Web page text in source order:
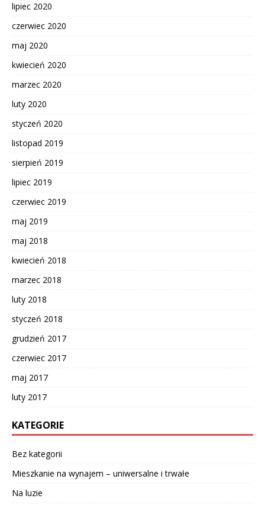
lipiec 2020
czerwiec 2020
maj 2020
kwiecień 2020
marzec 2020
luty 2020
styczeń 2020
listopad 2019
sierpień 2019
lipiec 2019
czerwiec 2019
maj 2019
maj 2018
kwiecień 2018
marzec 2018
luty 2018
styczeń 2018
grudzień 2017
czerwiec 2017
maj 2017
luty 2017
KATEGORIE
Bez kategorii
Mieszkanie na wynajem – uniwersalne i trwałe
Na luzie